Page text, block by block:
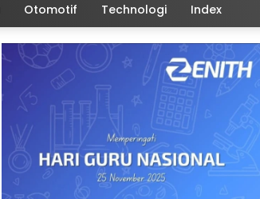
Otomotif Technologi Index